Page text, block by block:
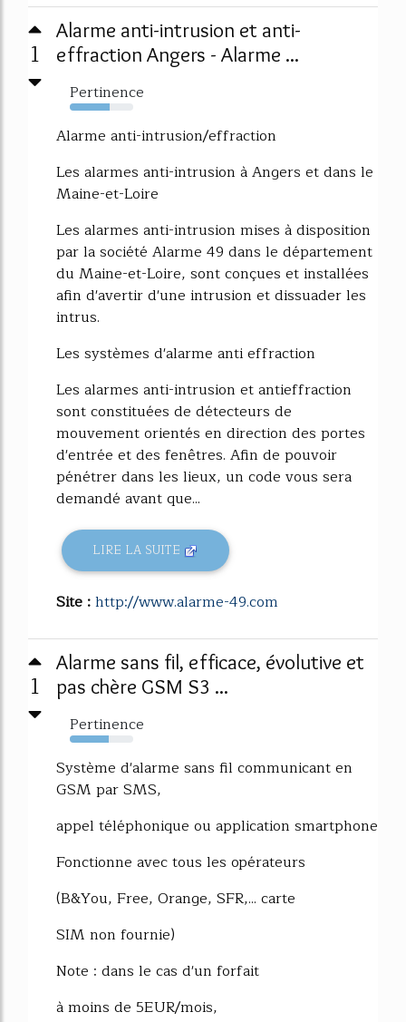
1
Alarme anti-intrusion et anti-
effraction Angers - Alarme ...
Pertinence
63%
Alarme anti-intrusion/effraction
Les alarmes anti-intrusion à Angers et dans le
Maine-et-Loire
Les alarmes anti-intrusion mises à disposition
par la société Alarme 49 dans le département
du Maine-et-Loire, sont conçues et installées
afin d'avertir d'une intrusion et dissuader les
intrus.
Les systèmes d'alarme anti effraction
Les alarmes anti-intrusion et antieffraction
sont constituées de détecteurs de
mouvement orientés en direction des portes
d'entrée et des fenêtres. Afin de pouvoir
pénétrer dans les lieux, un code vous sera
demandé avant que...
LIRE LA SUITE
Site :http://www.alarme-49.com
1
Alarme sans fil, efficace, évolutive et
pas chère GSM S3 ...
Pertinence
62%
Système d'alarme sans fil communicant en
GSM par SMS,
appel téléphonique ou application smartphone
Fonctionne avec tous les opérateurs
(B&You, Free, Orange, SFR,... carte
SIM non fournie)
Note : dans le cas d'un forfait
à moins de 5EUR/mois,